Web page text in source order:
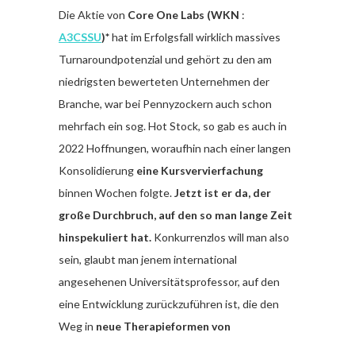
Die Aktie von Core One Labs (WKN :
A3CSSU)*hat im Erfolgsfall wirklich massives
Turnaroundpotenzial und gehört zu den am
niedrigsten bewerteten Unternehmen der
Branche, war bei Pennyzockern auch schon
mehrfach ein sog. Hot Stock, so gab es auch in
2022 Hoffnungen, woraufhin nach einer langen
Konsolidierung eine Kursvervierfachung
binnen Wochen folgte.Jetzt ist er da, der
große Durchbruch, auf den so man lange Zeit
hinspekuliert hat. Konkurrenzlos will man also
sein, glaubt man jenem international
angesehenen Universitätsprofessor, auf den
eine Entwicklung zurückzuführen ist, die den
Weg in neue Therapieformen von